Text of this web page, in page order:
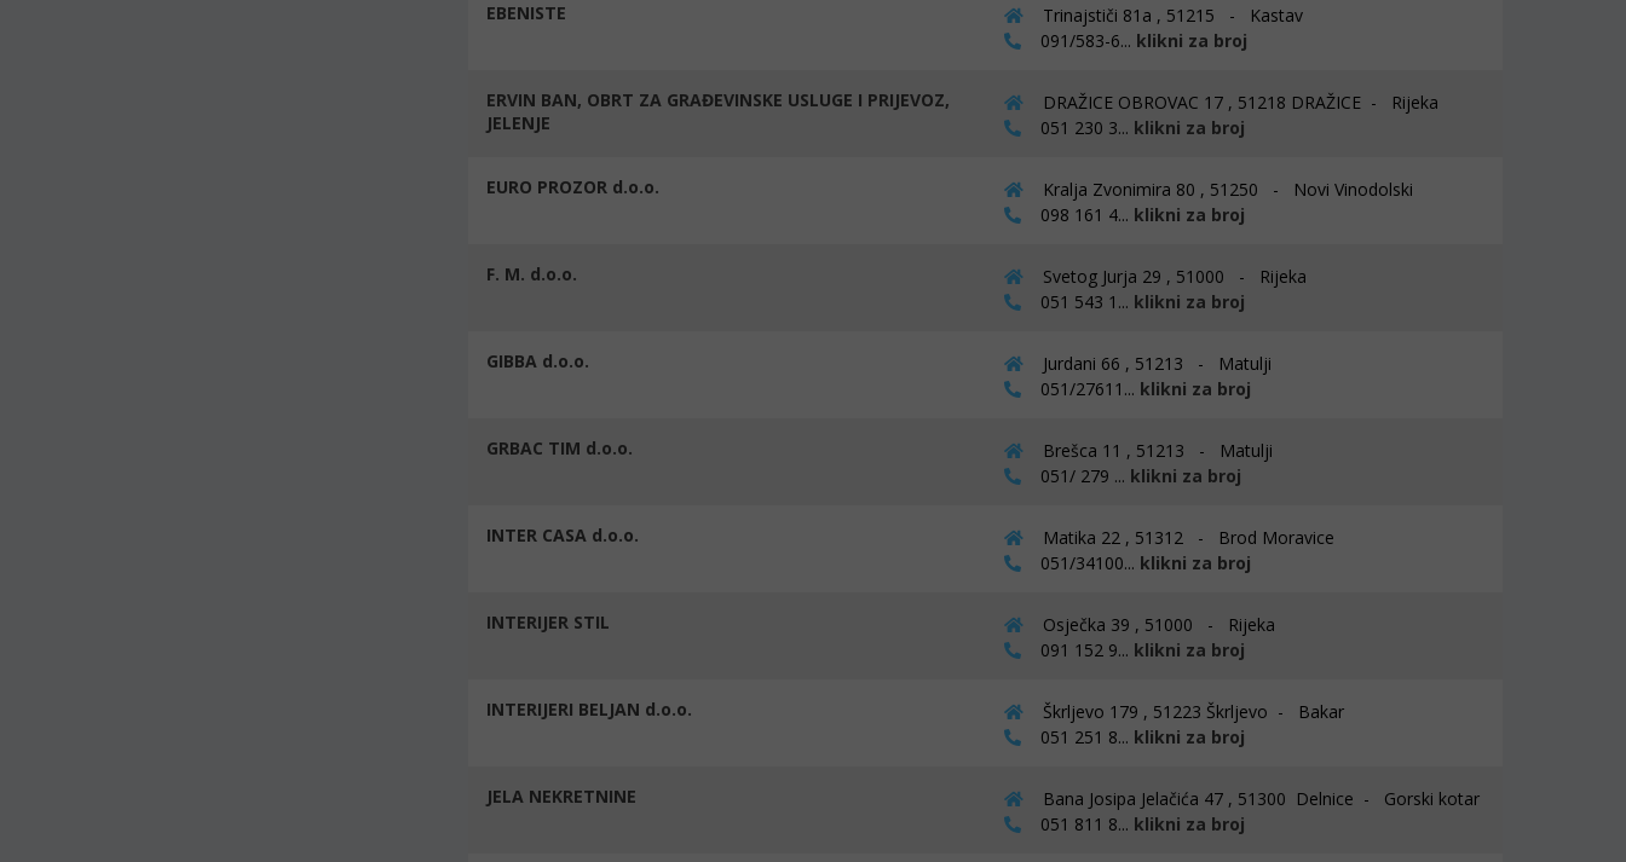
EBENISTE
Trinajstiči 81a , 51215 - Kastav
091/583-6... klikni za broj
ERVIN BAN, OBRT ZA GRAĐEVINSKE USLUGE I PRIJEVOZ,
JELENJE
DRAŽICE OBROVAC 17 , 51218 DRAŽICE - Rijeka
051 230 3... klikni za broj
EURO PROZOR d.o.o.
Kralja Zvonimira 80 , 51250 - Novi Vinodolski
098 161 4... klikni za broj
F. M. d.o.o.
Svetog Jurja 29 , 51000 - Rijeka
051 543 1... klikni za broj
GIBBA d.o.o.
Jurdani 66 , 51213 - Matulji
051/27611... klikni za broj
GRBAC TIM d.o.o.
Brešca 11 , 51213 - Matulji
051/ 279 ... klikni za broj
INTER CASA d.o.o.
Matika 22 , 51312 - Brod Moravice
051/34100... klikni za broj
INTERIJER STIL
Osječka 39 , 51000 - Rijeka
091 152 9... klikni za broj
INTERIJERI BELJAN d.o.o.
Škrljevo 179 , 51223 Škrljevo - Bakar
051 251 8... klikni za broj
JELA NEKRETNINE
Bana Josipa Jelačića 47 , 51300 Delnice - Gorski kotar
051 811 8... klikni za broj